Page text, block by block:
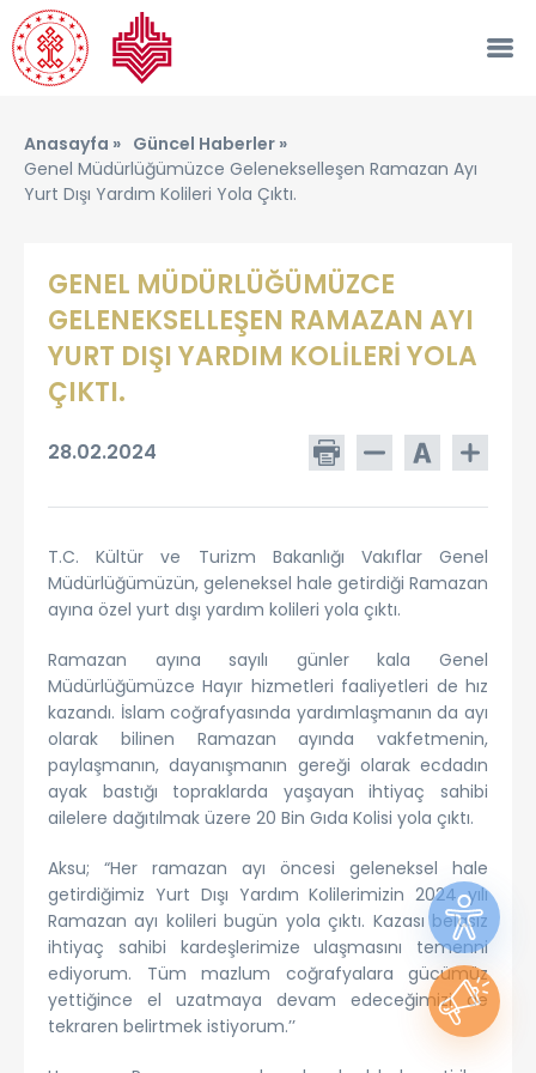
Anasayfa » Güncel Haberler »
Genel Müdürlüğümüzce Gelenekselleşen Ramazan Ayı
Yurt Dışı Yardım Kolileri Yola Çıktı.
GENEL MÜDÜRLÜĞÜMÜZCE
GELENEKSELLEŞEN RAMAZAN AYI
YURT DIŞI YARDIM KOLİLERİ YOLA
ÇIKTI.
28.02.2024
T.C. Kültür ve Turizm Bakanlığı Vakıflar Genel
Müdürlüğümüzün, geleneksel hale getirdiği Ramazan
ayına özel yurt dışı yardım kolileri yola çıktı.
Ramazan ayına sayılı günler kala Genel
Müdürlüğümüzce Hayır hizmetleri faaliyetleri de hız
kazandı. İslam coğrafyasında yardımlaşmanın da ayı
olarak bilinen Ramazan ayında vakfetmenin,
paylaşmanın, dayanışmanın gereği olarak ecdadın
ayak bastığı topraklarda yaşayan ihtiyaç sahibi
ailelere dağıtılmak üzere 20 Bin Gıda Kolisi yola çıktı.
Aksu; “Her ramazan ayı öncesi geleneksel hale
getirdiğimiz Yurt Dışı Yardım Kolilerimizin 2024 yılı
Ramazan ayı kolileri bugün yola çıktı. Kazası belasız
ihtiyaç sahibi kardeşlerimize ulaşmasını temenni
ediyorum. Tüm mazlum coğrafyalara gücümüz
yettiğince el uzatmaya devam edeceğimizi de
tekraren belirtmek istiyorum.’’